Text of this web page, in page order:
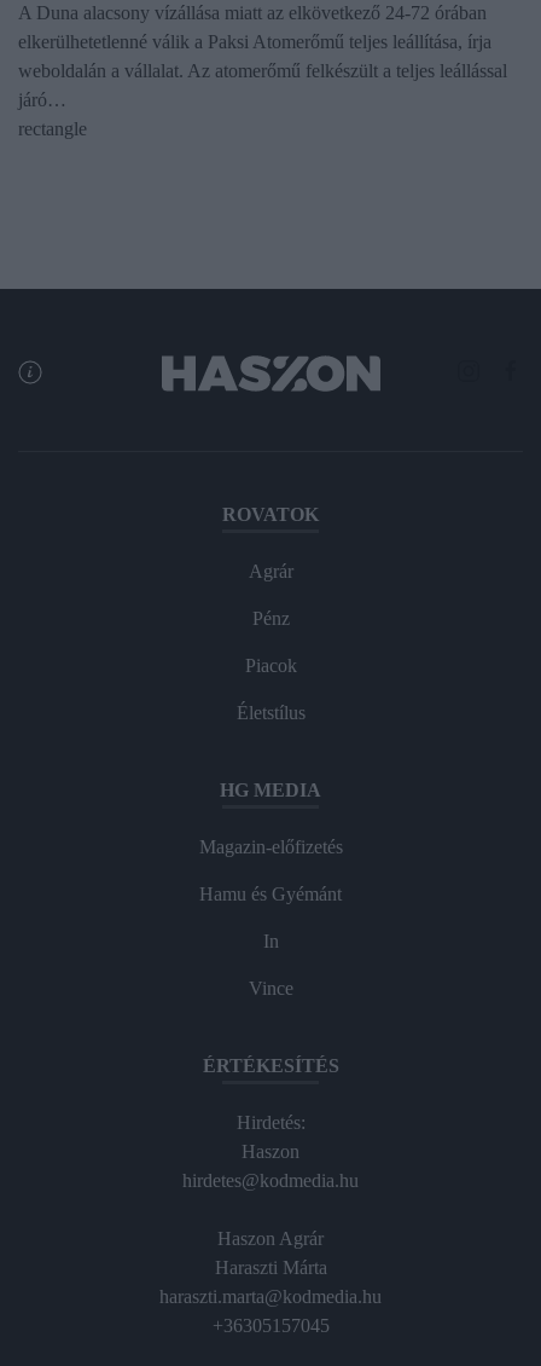
A Duna alacsony vízállása miatt az elkövetkező 24-72 órában
elkerülhetetlenné válik a Paksi Atomerőmű teljes leállítása, írja
weboldalán a vállalat. Az atomerőmű felkészült a teljes leállással
járó…
rectangle
ROVATOK
Agrár
Pénz
Piacok
Életstílus
HG MEDIA
Magazin-előfizetés
Hamu és Gyémánt
In
Vince
ÉRTÉKESÍTÉS
Hirdetés:
Haszon
hirdetes@kodmedia.hu
Haszon Agrár
Haraszti Márta
haraszti.marta@kodmedia.hu
+36305157045